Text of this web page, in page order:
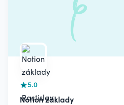
5.0
Notion základy